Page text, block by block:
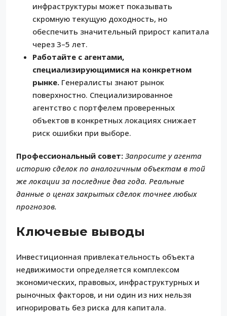
инфраструктуры может показывать
скромную текущую доходность, но
обеспечить значительный прирост капитала
через 3–5 лет.
Работайте с агентами,
специализирующимися на конкретном
рынке. Генералисты знают рынок
поверхностно. Специализированное
агентство с портфелем проверенных
объектов в конкретных локациях снижает
риск ошибки при выборе.
Профессиональный совет: Запросите у агента
историю сделок по аналогичным объектам в той
же локации за последние два года. Реальные
данные о ценах закрытых сделок точнее любых
прогнозов.
Ключевые выводы
Инвестиционная привлекательность объекта
недвижимости определяется комплексом
экономических, правовых, инфраструктурных и
рыночных факторов, и ни один из них нельзя
игнорировать без риска для капитала.